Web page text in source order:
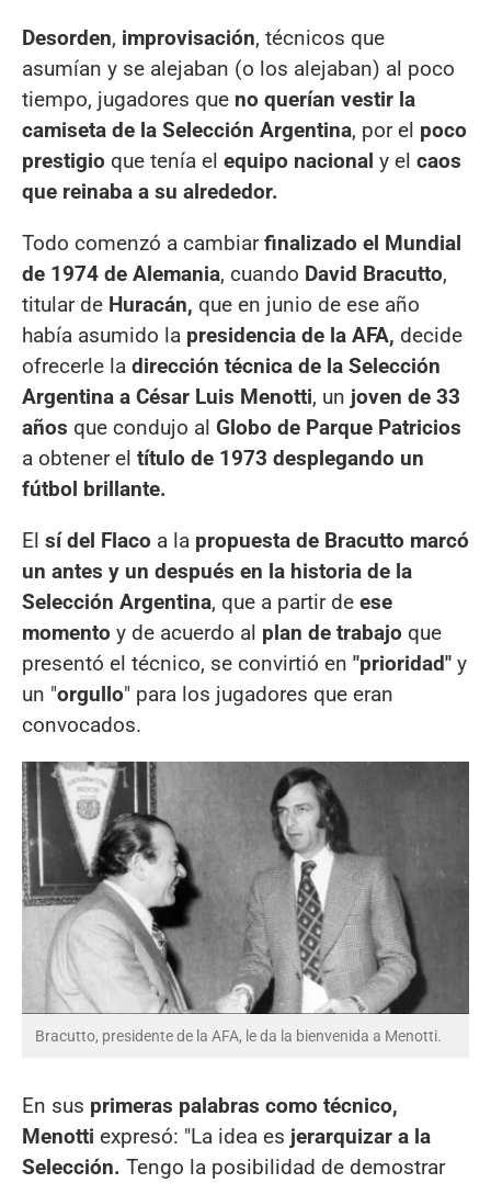
Desorden, improvisación, técnicos que
asumían y se alejaban (o los alejaban) al poco
tiempo, jugadores que no querían vestir la
camiseta de la Selección Argentina, por el poco
prestigio que tenía el equipo nacional y el caos
que reinaba a su alrededor.
Todo comenzó a cambiarfinalizado el Mundial
de 1974 de Alemania, cuando David Bracutto,
titular de Huracán, que en junio de ese año
había asumido la presidencia de la AFA, decide
ofrecerle la dirección técnica de la Selección
Argentina a César Luis Menotti, un joven de 33
años que condujo al Globo de Parque Patricios
a obtener el título de 1973 desplegando un
fútbol brillante.
El sí del Flaco a la propuesta de Bracutto marcó
un antes y un después en la historia de la
Selección Argentina, que a partir de ese
momento y de acuerdo al plan de trabajo que
presentó el técnico, se convirtió en "prioridad" y
un "orgullo" para los jugadores que eran
convocados.
Bracutto, presidente de la AFA, le da la bienvenida a Menotti.
En sus primeras palabras como técnico,
Menotti expresó: "La idea es jerarquizar a la
Selección. Tengo la posibilidad de demostrar